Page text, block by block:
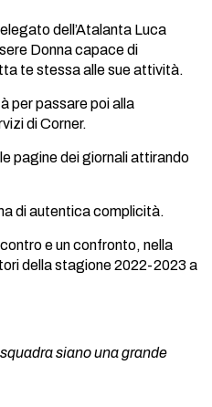
dell’Atalanta Luca
Donna capace di
te stessa alle sue attività.
per passare poi alla
di Corner.
pagine dei giornali attirando
di autentica complicità.
e un confronto, nella
della stagione 2022-2023 a
siano una grande